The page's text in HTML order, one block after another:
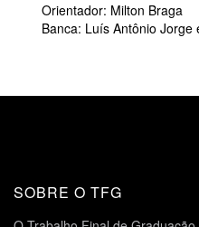
Orientador: Milton Braga
Banca: Luís Antônio
SOBRE O TFG